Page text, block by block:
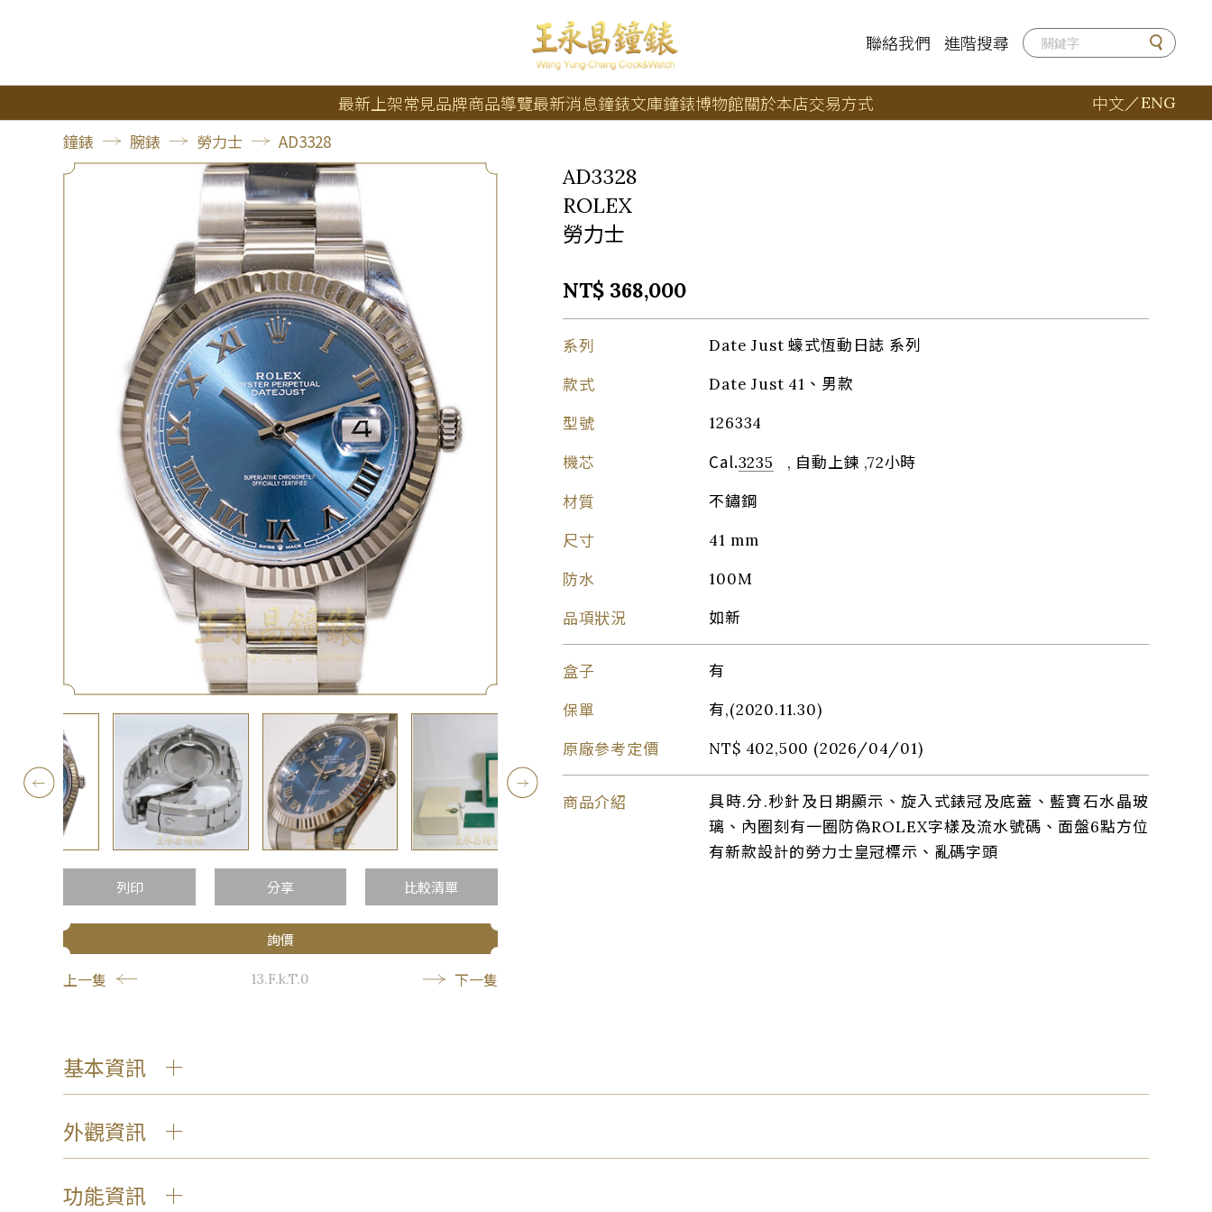
聯絡我們 進階搜尋
最新上架常見品牌商品導覽最新消息鐘錶文庫鐘錶博物館關於本店交易方式 中文／ENG
鐘錶 腕錶 勞力士 AD3328
…
列印 分享 比較清單
詢價
上一隻 13.F.k.T.0 下一隻
AD3328
ROLEX
勞力士
NT$ 368,000
系列 Date Just 蠔式恆動日誌 系列
款式 Date Just 41、男款
型號 126334
機芯 Cal.3235 , 自動上鍊 ,72小時
材質 不鏽鋼
尺寸 41 mm
防水 100M
品項狀況 如新
盒子 有
保單 有,(2020.11.30)
原廠參考定價 NT$ 402,500 (2026/04/01)
商品介紹
具時.分.秒針及日期顯示、旋入式錶冠及底蓋、藍寶石水晶玻
璃、內圈刻有一圈防偽ROLEX字樣及流水號碼、面盤6點方位
有新款設計的勞力士皇冠標示、亂碼字頭
基本資訊
外觀資訊
功能資訊